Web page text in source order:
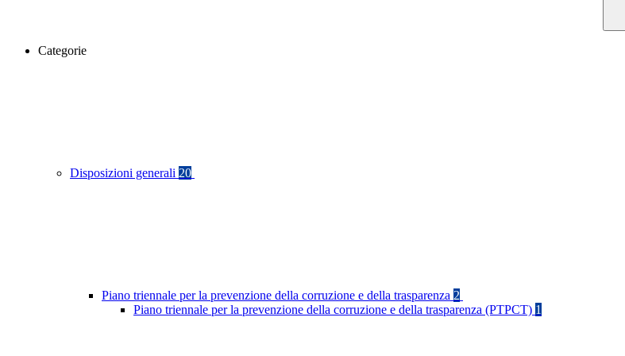
Categorie
Disposizioni generali 20
Piano triennale per la prevenzione della corruzione e della trasparenza 2
Piano triennale per la prevenzione della corruzione e della trasparenza (PTPCT) 1